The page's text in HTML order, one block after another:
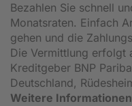
Bezahlen Sie schnell
Monatsraten. Einfach
gehen und die
Die Vermittlung erfolgt
Kreditgeber BNP
Deutschland,
Weitere